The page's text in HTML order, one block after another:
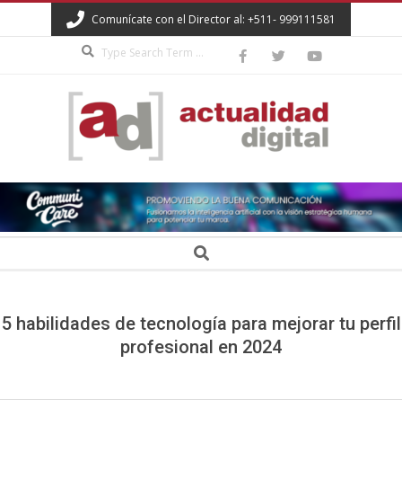
to
Comunícate con el Director al: +511- 999111581
ACTUALIDAD
DIGITAL Search
5 habilidades de tecnología para mejorar tu perfil
profesional en 2024